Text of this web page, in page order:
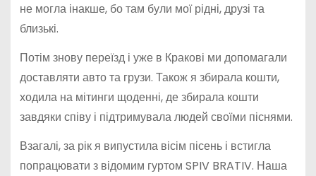
не могла інакше, бо там були мої рідні, друзі та
близькі.
Потім знову переїзд і уже в Кракові ми допомагали
доставляти авто та грузи. Також я збирала кошти,
ходила на мітинги щоденні, де збирала кошти
завдяки співу і підтримувала людей своїми піснями.
Взагалі, за рік я випустила вісім пісень і встигла
попрацювати з відомим гуртом SPIV BRATIV. Наша